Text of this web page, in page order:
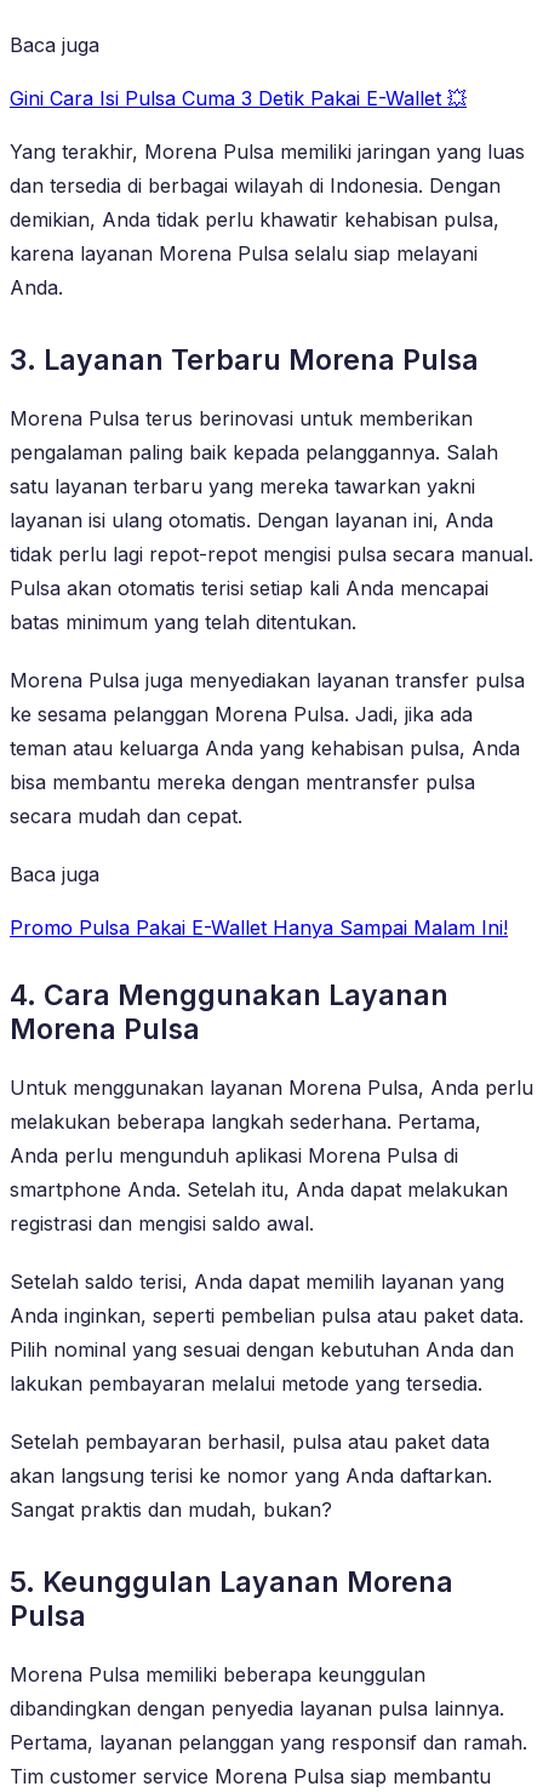
Baca juga
Gini Cara Isi Pulsa Cuma 3 Detik Pakai E-Wallet 💥
Yang terakhir, Morena Pulsa memiliki jaringan yang luas
dan tersedia di berbagai wilayah di Indonesia. Dengan
demikian, Anda tidak perlu khawatir kehabisan pulsa,
karena layanan Morena Pulsa selalu siap melayani
Anda.
3. Layanan Terbaru Morena Pulsa
Morena Pulsa terus berinovasi untuk memberikan
pengalaman paling baik kepada pelanggannya. Salah
satu layanan terbaru yang mereka tawarkan yakni
layanan isi ulang otomatis. Dengan layanan ini, Anda
tidak perlu lagi repot-repot mengisi pulsa secara manual.
Pulsa akan otomatis terisi setiap kali Anda mencapai
batas minimum yang telah ditentukan.
Morena Pulsa juga menyediakan layanan transfer pulsa
ke sesama pelanggan Morena Pulsa. Jadi, jika ada
teman atau keluarga Anda yang kehabisan pulsa, Anda
bisa membantu mereka dengan mentransfer pulsa
secara mudah dan cepat.
Baca juga
Promo Pulsa Pakai E-Wallet Hanya Sampai Malam Ini!
4. Cara Menggunakan Layanan
Morena Pulsa
Untuk menggunakan layanan Morena Pulsa, Anda perlu
melakukan beberapa langkah sederhana. Pertama,
Anda perlu mengunduh aplikasi Morena Pulsa di
smartphone Anda. Setelah itu, Anda dapat melakukan
registrasi dan mengisi saldo awal.
Setelah saldo terisi, Anda dapat memilih layanan yang
Anda inginkan, seperti pembelian pulsa atau paket data.
Pilih nominal yang sesuai dengan kebutuhan Anda dan
lakukan pembayaran melalui metode yang tersedia.
Setelah pembayaran berhasil, pulsa atau paket data
akan langsung terisi ke nomor yang Anda daftarkan.
Sangat praktis dan mudah, bukan?
5. Keunggulan Layanan Morena
Pulsa
Morena Pulsa memiliki beberapa keunggulan
dibandingkan dengan penyedia layanan pulsa lainnya.
Pertama, layanan pelanggan yang responsif dan ramah.
Tim customer service Morena Pulsa siap membantu